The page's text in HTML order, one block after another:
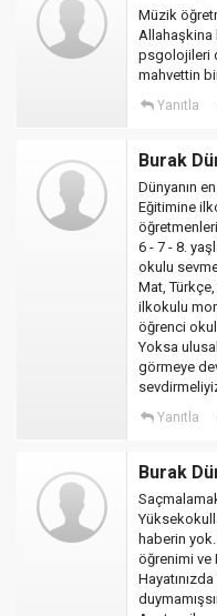
Müzik
Allahaşkina
psgolojileri
mahvettin
Yanıtla
Burak
Dünyanın
Eğitimine
6 - 7 - 8.
okulu
Mat,
ilkokulu
öğrenci
Yoksa
görmeye
Yanıtla
Burak
haberin
öğrenimi ve